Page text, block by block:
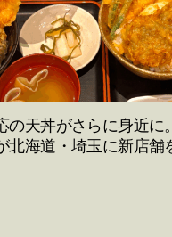
の天丼がさらに身近に
北海道・埼玉に新店舗